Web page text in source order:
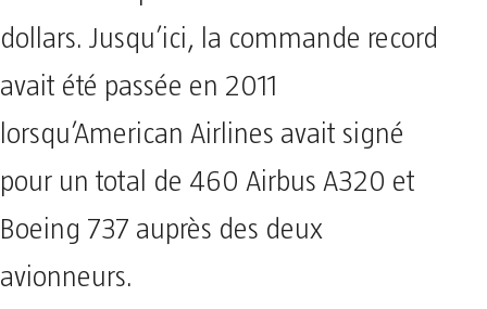
dollars. Jusqu’ici, la commande record
avait été passée en 2011
lorsqu’American Airlines avait signé
pour un total de 460 Airbus A320 et
Boeing 737 auprès des deux
avionneurs.